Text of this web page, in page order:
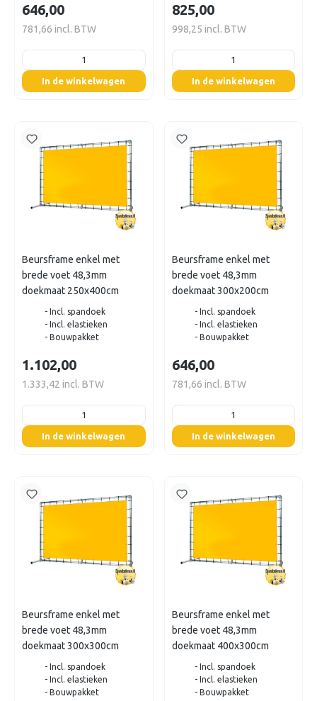
646,00
781,66 incl. BTW
listing.boxQuantity
In de winkelwagen
825,00
998,25 incl. BTW
listing.boxQuantity
In de winkelwagen
Beursframe enkel met
brede voet 48,3mm
doekmaat 250x400cm
- Incl. spandoek
- Incl. elastieken
- Bouwpakket
1.102,00
1.333,42 incl. BTW
listing.boxQuantity
In de winkelwagen
Beursframe enkel met
brede voet 48,3mm
doekmaat 300x200cm
- Incl. spandoek
- Incl. elastieken
- Bouwpakket
646,00
781,66 incl. BTW
listing.boxQuantity
In de winkelwagen
Beursframe enkel met
brede voet 48,3mm
doekmaat 300x300cm
- Incl. spandoek
- Incl. elastieken
- Bouwpakket
Beursframe enkel met
brede voet 48,3mm
doekmaat 400x300cm
- Incl. spandoek
- Incl. elastieken
- Bouwpakket